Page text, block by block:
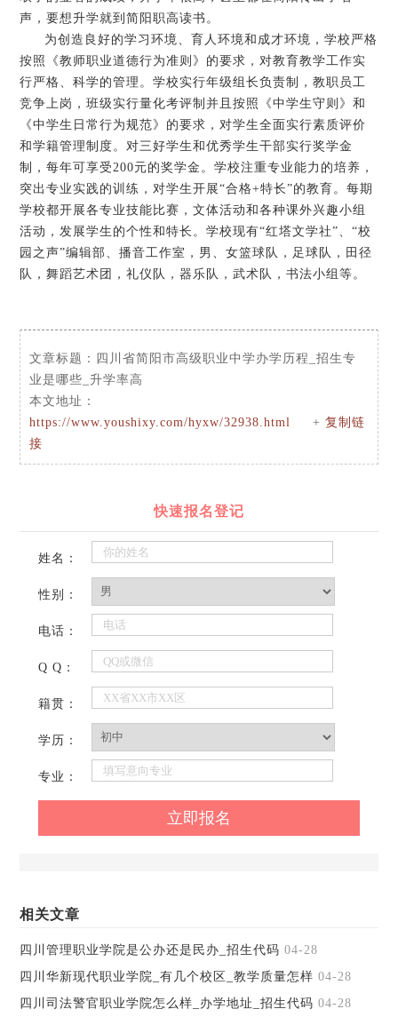
声，要想升学就到简阳职高读书。
为创造良好的学习环境、育人环境和成才环境，学校严格
按照《教师职业道德行为准则》的要求，对教育教学工作实
行严格、科学的管理。学校实行年级组长负责制，教职员工
竞争上岗，班级实行量化考评制并且按照《中学生守则》和
《中学生日常行为规范》的要求，对学生全面实行素质评价
和学籍管理制度。对三好学生和优秀学生干部实行奖学金
制，每年可享受200元的奖学金。学校注重专业能力的培养，
突出专业实践的训练，对学生开展“合格+特长”的教育。每期
学校都开展各专业技能比赛，文体活动和各种课外兴趣小组
活动，发展学生的个性和特长。学校现有“红塔文学社”、“校
园之声”编辑部、播音工作室，男、女篮球队，足球队，田径
队，舞蹈艺术团，礼仪队，器乐队，武术队，书法小组等。
文章标题： 四川省简阳市高级职业中学办学历程_招生专
业是哪些_升学率高
本文地址：
https://www.youshixy.com/hyxw/32938.html
+复制链
接
快速报名登记
姓名：
性别：
电话：
Q Q：
籍贯：
学历：
专业：
相关文章
四川管理职业学院是公办还是民办_招生代码 04-28
四川华新现代职业学院_有几个校区_教学质量怎样 04-28
四川司法警官职业学院怎么样_办学地址_招生代码 04-28